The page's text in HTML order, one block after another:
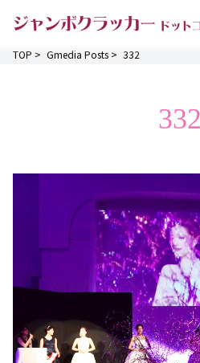
TOP > Gmedia Posts > 332
332